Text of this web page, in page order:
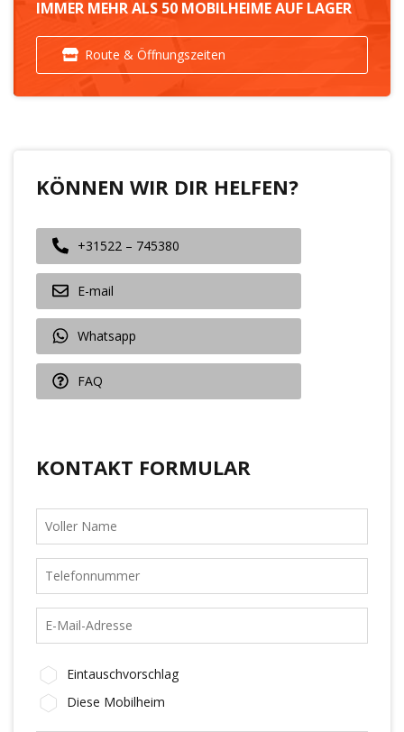
IMMER MEHR ALS 50 MOBILHEIME AUF LAGER
Route & Öffnungszeiten
KÖNNEN WIR DIR HELFEN?
+31522 – 745380
E-mail
Whatsapp
FAQ
KONTAKT FORMULAR
Eintauschvorschlag
Diese Mobilheim